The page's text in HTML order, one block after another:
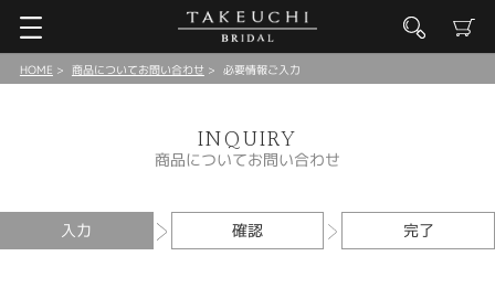
HOME 商品についてお問い合わせ 必要情報ご入力
INQUIRY
商品についてお問い合わせ
入力 確認 完了